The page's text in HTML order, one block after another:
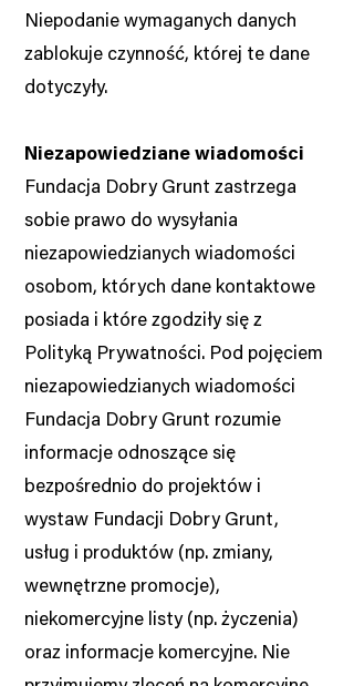
Niepodanie wymaganych danych
zablokuje czynność, której te dane
dotyczyły.
Niezapowiedziane wiadomości
Fundacja Dobry Grunt zastrzega
sobie prawo do wysyłania
niezapowiedzianych wiadomości
osobom, których dane kontaktowe
posiada i które zgodziły się z
Polityką Prywatności. Pod pojęciem
niezapowiedzianych wiadomości
Fundacja Dobry Grunt rozumie
informacje odnoszące się
bezpośrednio do projektów i
wystaw Fundacji Dobry Grunt,
usług i produktów (np. zmiany,
wewnętrzne promocje),
niekomercyjne listy (np. życzenia)
oraz informacje komercyjne. Nie